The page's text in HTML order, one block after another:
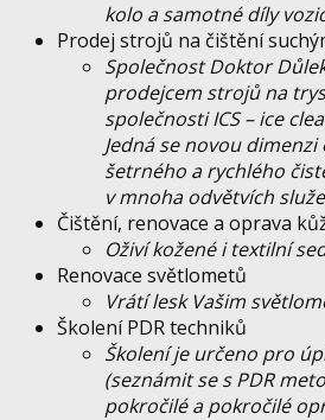
kolo a samotné díly
Prodej strojů na čištění
Společnost Doktor
prodejcem strojů na
společnosti ICS – ice
Jedná se novou dimenzi
šetrného a rychlého
v mnoha odvětvích
Čištění, renovace a oprava
Oživí kožené i textilní
Renovace světlometů
Vrátí lesk Vašim
Školení PDR techniků
Školení je určeno pro
(seznámit se s PDR
pokročilé a pokročilé